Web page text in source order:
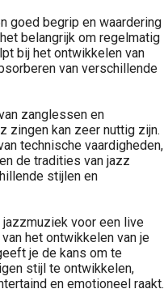
goed begrip en waardering
belangrijk om regelmatig
bij het ontwikkelen van
van verschillende
zanglessen en
zingen kan zeer nuttig zijn.
technische vaardigheden,
de tradities van jazz
stijlen en
voor een live
het ontwikkelen van je
je de kans om te
stijl te ontwikkelen,
en emotioneel raakt.